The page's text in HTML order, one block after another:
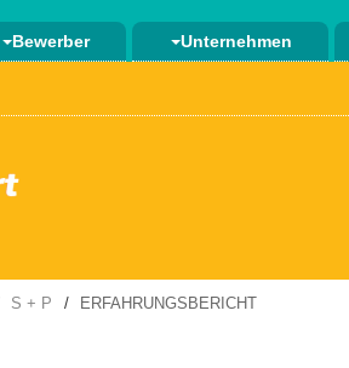
Bewerber Unternehmen
S + P ERFAHRUNGSBERICHT